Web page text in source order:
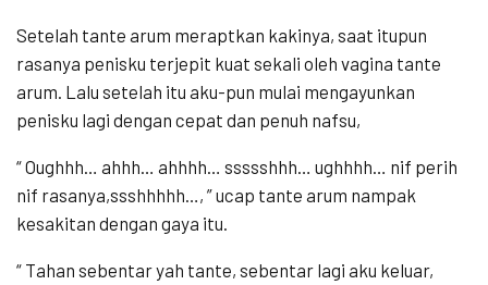
Setelah tante arum meraptkan kakinya, saat itupun
rasanya penisku terjepit kuat sekali oleh vagina tante
arum. Lalu setelah itu aku-pun mulai mengayunkan
penisku lagi dengan cepat dan penuh nafsu,
“ Oughhh… ahhh… ahhhh… ssssshhh… ughhhh… nif perih
nif rasanya,ssshhhhh…, ” ucap tante arum nampak
kesakitan dengan gaya itu.
“ Tahan sebentar yah tante, sebentar lagi aku keluar,